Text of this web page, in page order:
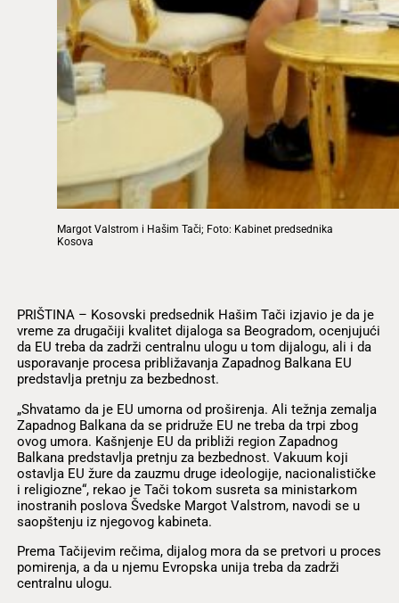
Margot Valstrom i Hašim Tači; Foto: Kabinet predsednika
Kosova
PRIŠTINA – Kosovski predsednik Hašim Tači izjavio je da je
vreme za drugačiji kvalitet dijaloga sa Beogradom, ocenjujući
da EU treba da zadrži centralnu ulogu u tom dijalogu, ali i da
usporavanje procesa približavanja Zapadnog Balkana EU
predstavlja pretnju za bezbednost.
„Shvatamo da je EU umorna od proširenja. Ali težnja zemalja
Zapadnog Balkana da se pridruže EU ne treba da trpi zbog
ovog umora. Kašnjenje EU da približi region Zapadnog
Balkana predstavlja pretnju za bezbednost. Vakuum koji
ostavlja EU žure da zauzmu druge ideologije, nacionalističke
i religiozne“, rekao je Tači tokom susreta sa ministarkom
inostranih poslova Švedske Margot Valstrom, navodi se u
saopštenju iz njegovog kabineta.
Prema Tačijevim rečima, dijalog mora da se pretvori u proces
pomirenja, a da u njemu Evropska unija treba da zadrži
centralnu ulogu.